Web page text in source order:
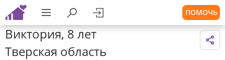
ПОМОЧЬ
Виктория, 8 лет
Тверская область